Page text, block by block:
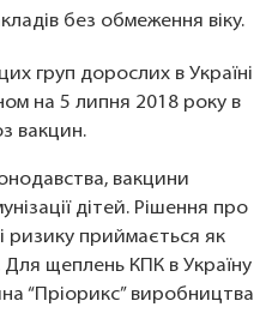
без обмеження віку.
груп дорослих в Україні
на 5 липня 2018 року в
вакцин.
вакцини
дітей. Рішення про
ризику приймається як
Для щеплень КПК в Україну
“Пріорикс” виробництва